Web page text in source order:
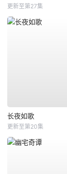
更新至第27集
长夜如歌
更新至第20集